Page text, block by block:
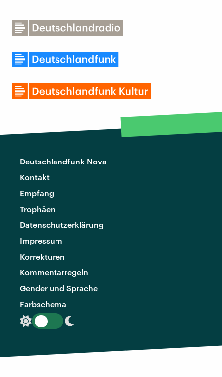
Deutschlandfunk Nova
Kontakt
Empfang
Trophäen
Datenschutzerklärung
Impressum
Korrekturen
Kommentarregeln
Gender und Sprache
Farbschema